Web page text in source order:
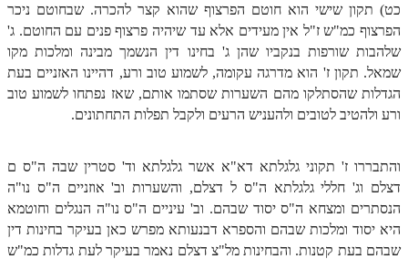
ספר הזוהר – במדבר
זוהר במדבר מתחילים
זוהר במדבר מתקדמים
זוהר נשא למתחילים
זוהר בהעלותך למתחילים
זוהר בהעלותך למתקדמים
זוהר שלח לך למתחילים
כט) תקון שישי הוא חוטם הפרצוף שהוא קצר להכרה. שבחוטם ניכר
הפרצוף כמ"ש ז"ל אין מעידים אלא עד שיהיה פרצוף פנים עם החוטם. ג'
שלהבות שורפות בנקביו שהן ג' בחינו דין הנשמך מבינה ומלכות מקו
שמאל. תקון ז' הוא מדרגה עקומה, לשמוע טוב ורע, דהיינו האזניים בעת
הגדלות שהסתלקו מהם השערות שסתמו אותם, שאז נפתחו לשמוע טוב
ורע ולהטיב לטובים ולהעניש הרעים ולקבל תפלות התחתונים.
והתבררו ז' תקוני גלגלתא דא"א אשר גלגלתא וד' סטרין שבה ה"ס ם
דצלם וג' חללי גלגלתא ה"ס ל דצלם, והשערות וב' אוזניים ה"ס נו"ה
הנסתרים ומצחא ה"ס יסוד שבהם. וב' עיניים ה"ס נו"ה הנגלים וחוטמא
היא יסוד ומלכות שבהם והספרא דבנעותא מפרש כאן בעיקר בחינות דין
שבהם בעת קטנות. והבחינות מל"צ דצלם נאמר בעיקר לעת גדלות כמ"ש